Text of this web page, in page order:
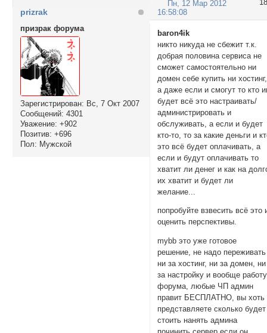
18
Пн, 12 Мар 2012
16:58:08
prizrak
призрак форума
Зарегистрирован: Вс, 7 Окт 2007
Сообщений: 4301
Уважение: +902
Позитив: +696
Пол: Мужской
baron4ik
никто никуда не сбежит т.к.
добрая половина сервиса не
сможет самостоятельно ни
домен себе купить ни хостинг,
а даже если и смогут то кто
будет всё это настраивать/
администрировать и
обслуживать, а если и будет
кто-то, то за какие деньги и
это всё будет оплачивать, а
если и будут оплачивать то
хватит ли денег и как на
их хватит и будет ли
желание...
попробуйте взвесить всё это
оценить перспективы.
mybb это уже готовое
решение, не надо переживать
ни за хостинг, ни за домен, ни
за настройку и вообще работу
форума, любые ЧП админ
правит БЕСПЛАТНО, вы хоть
представляете сколько будет
стоить нанять админа